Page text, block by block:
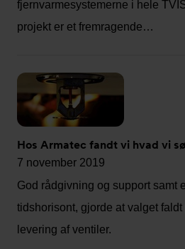
fjernvarmesystemerne i hele
projekt er et fremragende…
Hos Armatec fandt vi hvad vi
7 november 2019
God rådgivning og support samt
tidshorisont, gjorde at valget faldt
levering af ventiler.